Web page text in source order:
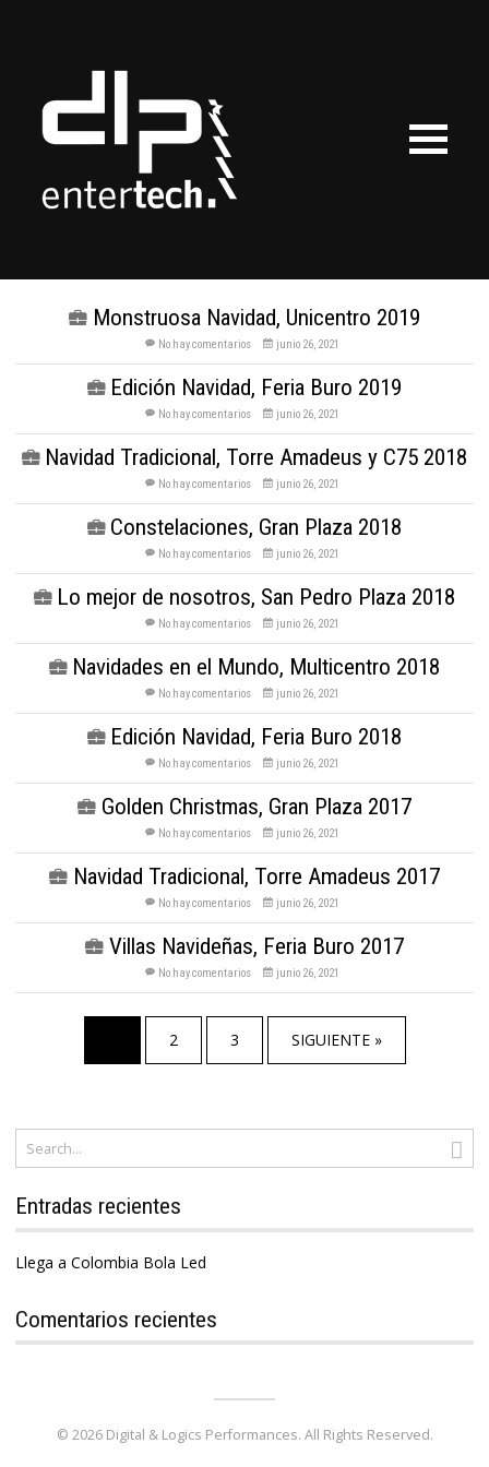
Monstruosa Navidad, Unicentro 2019
No hay comentarios junio 26, 2021
Edición Navidad, Feria Buro 2019
No hay comentarios junio 26, 2021
Navidad Tradicional, Torre Amadeus y C75 2018
No hay comentarios junio 26, 2021
Constelaciones, Gran Plaza 2018
No hay comentarios junio 26, 2021
Lo mejor de nosotros, San Pedro Plaza 2018
No hay comentarios junio 26, 2021
Navidades en el Mundo, Multicentro 2018
No hay comentarios junio 26, 2021
Edición Navidad, Feria Buro 2018
No hay comentarios junio 26, 2021
Golden Christmas, Gran Plaza 2017
No hay comentarios junio 26, 2021
Navidad Tradicional, Torre Amadeus 2017
No hay comentarios junio 26, 2021
Villas Navideñas, Feria Buro 2017
No hay comentarios junio 26, 2021
2 3 SIGUIENTE »
Entradas recientes
Llega a Colombia Bola Led
Comentarios recientes
© 2026 Digital & Logics Performances. All Rights Reserved.